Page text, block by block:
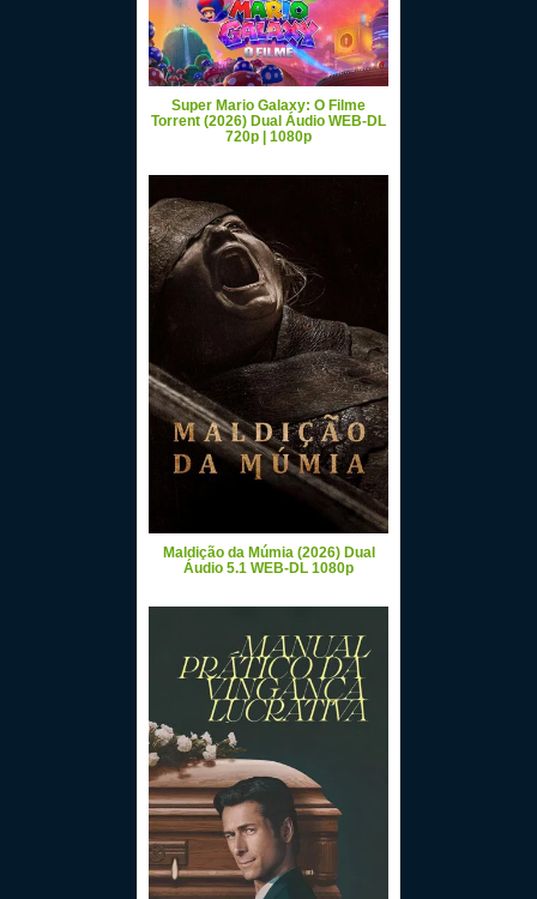
Super Mario Galaxy: O Filme
Torrent (2026) Dual Áudio WEB-DL
720p | 1080p
Maldição da Múmia (2026) Dual
Áudio 5.1 WEB-DL 1080p